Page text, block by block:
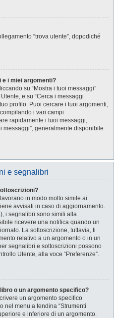
“trova utente”, dopodiché
i miei argomenti?
su “Mostra i tuoi messaggi”
e su “Cerca i messaggi
profilo. Puoi cercare i tuoi argomenti,
i vari campi
rapidamente i tuoi messaggi,
messaggi”, generalmente disponibile
e segnalibri
in modo molto simile ai
avvisati in caso di aggiornamento.
i segnalibri sono simili alla
ricevere una notifica quando un
La sottoscrizione, tuttavia, ti
relativo a un argomento o in un
segnalibri e sottoscrizioni possono
Utente, alla voce “Preferenze”.
o un argomento specifico?
un argomento specifico
nel menu a tendina “Strumenti
e inferiore di un argomento.